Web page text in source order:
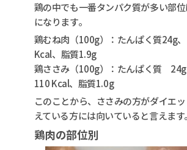
鶏の中でも一番タンパク質が多い部
になります。
鶏むね肉（100g）：たんぱく質24g
Kcal、脂質1.9g
鶏ささみ（100g）：たんぱく質
110 Kcal、脂質1.0g
このことから、ささみの方がダイエ
えている方には向いていると言えます。
鶏肉の部位別